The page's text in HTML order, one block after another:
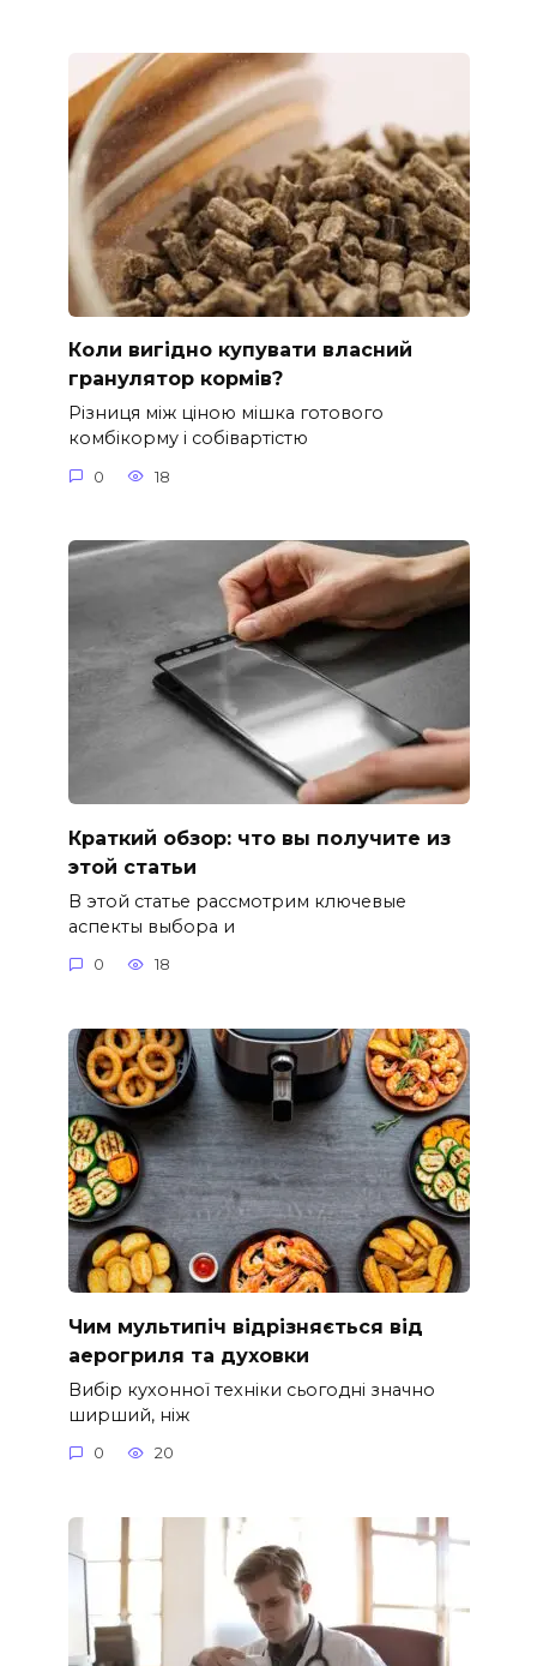
Коли вигідно купувати власний
гранулятор кормів?
Різниця між ціною мішка готового
комбікорму і собівартістю
0 18
Краткий обзор: что вы получите из
этой статьи
В этой статье рассмотрим ключевые
аспекты выбора и
0 18
Чим мультипіч відрізняється від
аерогриля та духовки
Вибір кухонної техніки сьогодні значно
ширший, ніж
0 20